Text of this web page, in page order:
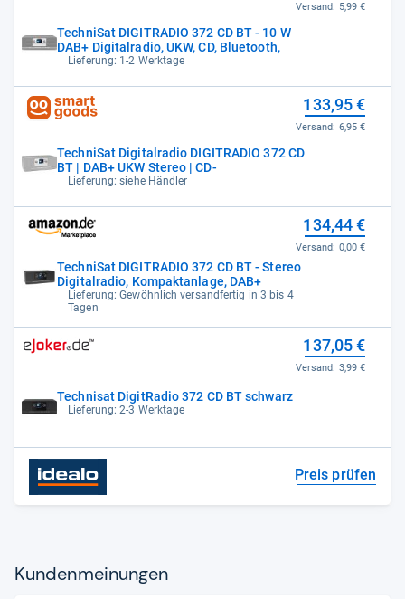
TechniSat DIGITRADIO 372 CD BT - 10 W
DAB+ Digitalradio, UKW, CD, Bluetooth,
Lieferung: 1-2 Werktage
Versand: 5,99 €
TechniSat Digitalradio DIGITRADIO 372 CD
BT | DAB+ UKW Stereo | CD-
Lieferung: siehe Händler
133,95 €
Versand: 6,95 €
TechniSat DIGITRADIO 372 CD BT - Stereo
Digitalradio, Kompaktanlage, DAB+
Lieferung: Gewöhnlich versandfertig in 3 bis 4
Tagen
134,44 €
Versand: 0,00 €
Technisat DigitRadio 372 CD BT schwarz
Lieferung: 2-3 Werktage
137,05 €
Versand: 3,99 €
Preis prüfen
Kun­den­mei­nun­gen